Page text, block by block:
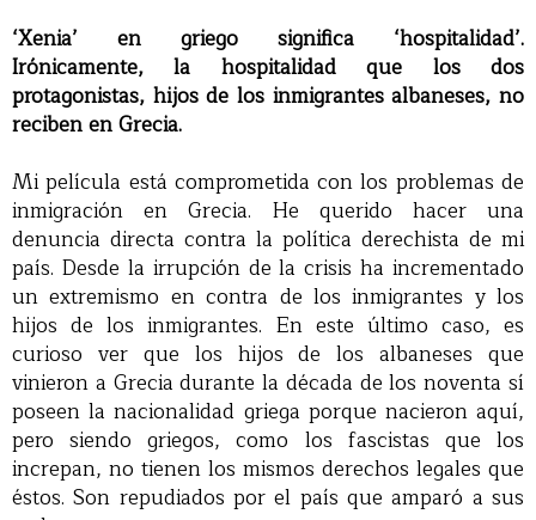
‘Xenia’ en griego significa ‘hospitalidad’.
Irónicamente, la hospitalidad que los dos
protagonistas, hijos de los inmigrantes albaneses, no
reciben en Grecia.
Mi película está comprometida con los problemas de
inmigración en Grecia. He querido hacer una
denuncia directa contra la política derechista de mi
país. Desde la irrupción de la crisis ha incrementado
un extremismo en contra de los inmigrantes y los
hijos de los inmigrantes. En este último caso, es
curioso ver que los hijos de los albaneses que
vinieron a Grecia durante la década de los noventa sí
poseen la nacionalidad griega porque nacieron aquí,
pero siendo griegos, como los fascistas que los
increpan, no tienen los mismos derechos legales que
éstos. Son repudiados por el país que amparó a sus